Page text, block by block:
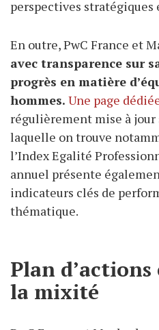
perspectives stratégiques
En outre, PwC France et
avec transparence sur
progrès en matière
hommes. Une page
régulièrement mise à
laquelle on trouve
l’Index Egalité
annuel présente
indicateurs clés de
thématique.
Plan
la mixité